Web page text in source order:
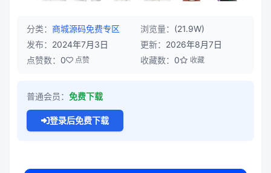
分类： 商城源码免费专区 浏览量： (21.9W)
发布： 2024年7月3日 更新： 2026年8月7日
点赞数： 0 点赞 收藏数： 0 收藏
普通会员： 免费下载
登录后免费下载